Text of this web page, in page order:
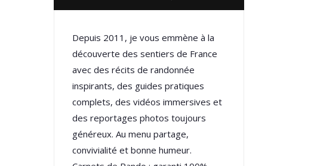
Depuis 2011, je vous emmène à la
découverte des sentiers de France
avec des récits de randonnée
inspirants, des guides pratiques
complets, des vidéos immersives et
des reportages photos toujours
généreux. Au menu partage,
convivialité et bonne humeur.